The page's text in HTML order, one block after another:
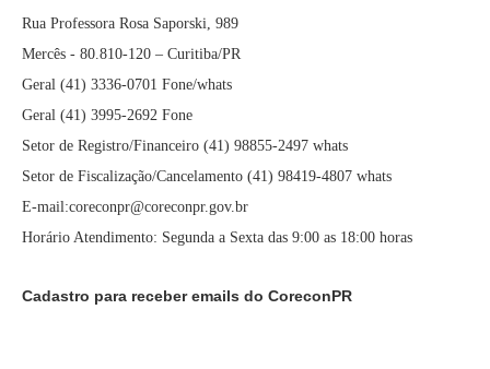
Rua Professora Rosa Saporski, 989
Mercês - 80.810-120 – Curitiba/PR
Geral (41) 3336-0701 Fone/whats
Geral (41) 3995-2692 Fone
Setor de Registro/Financeiro (41) 98855-2497 whats
Setor de Fiscalização/Cancelamento (41) 98419-4807 whats
E-mail:coreconpr@coreconpr.gov.br
Horário Atendimento: Segunda a Sexta das 9:00 as 18:00 horas
Cadastro para receber emails do CoreconPR